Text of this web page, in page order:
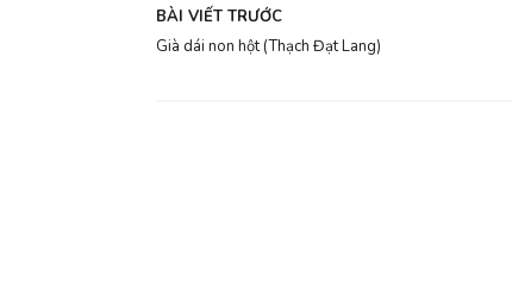
BÀI VIẾT TRƯỚC
Già dái non hột (Thạch Đạt Lang)